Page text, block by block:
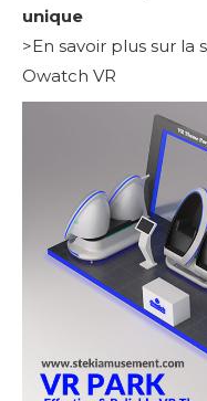
unique
>En savoir plus sur la
Owatch VR